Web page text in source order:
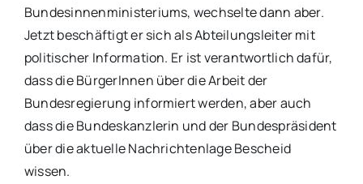
Bundesinnenministeriums, wechselte dann aber.
Jetzt beschäftigt er sich als Abteilungsleiter mit
politischer Information. Er ist verantwortlich dafür,
dass die BürgerInnen über die Arbeit der
Bundesregierung informiert werden, aber auch
dass die Bundeskanzlerin und der Bundespräsident
über die aktuelle Nachrichtenlage Bescheid
wissen.